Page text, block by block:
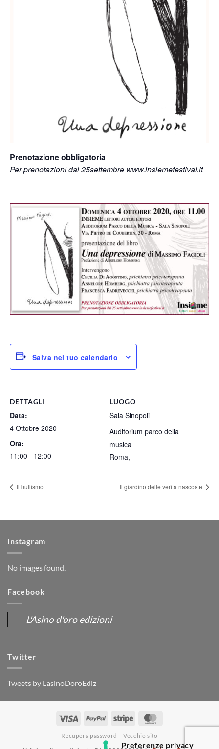
Prenotazione obbligatoria
Per prenotazioni dal 25settembre www.insiemefestival.it
Salva nel tuo calendario
DETTAGLI
Data:
4 Ottobre 2020
Ora:
11:00 - 12:00
LUOGO
Sala Sinopoli
Auditorium parco della
musica
Roma,
Il bullismo Il giardino delle verità nascoste
Instagram
No images found.
Facebook
L'Asino d'oro edizioni
Twitter
Tweets by LasinoDoroEdiz
Visa PayPal Stripe
Recupera password Vecchio sito